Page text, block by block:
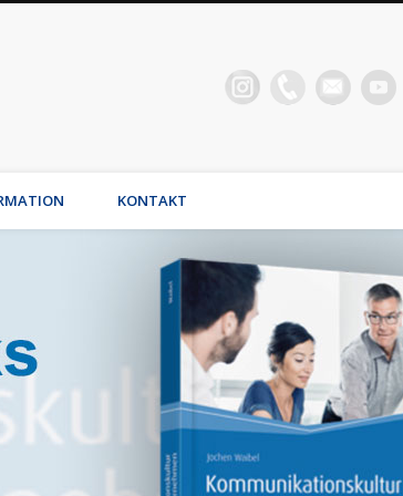
– Jochen Waibel
Jochen Waibel, Stimmhaus Coach, Wirtschaftsmediator
KONTAKT